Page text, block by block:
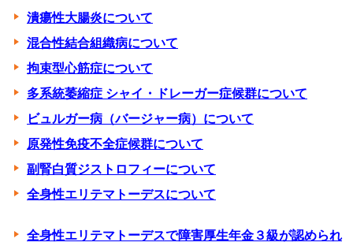
潰瘍性大腸炎について
混合性結合組織病について
拘束型心筋症について
多系統萎縮症 シャイ・ドレーガー症候群について
ビュルガー病（バージャー病）について
原発性免疫不全症候群について
副腎白質ジストロフィーについて
全身性エリテマトーデスについて
全身性エリテマトーデスで障害厚生年金３級が認められ